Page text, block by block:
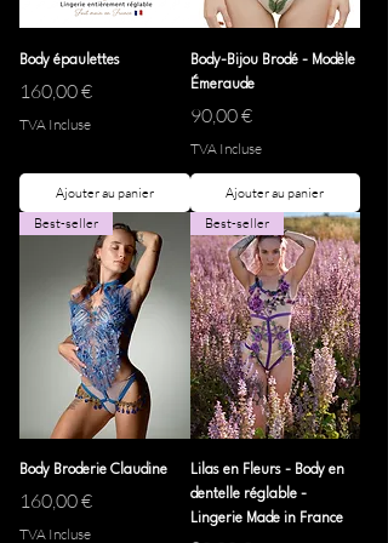
Body épaulettes
Prix
160,00 €
TVA Incluse
Ajouter au panier
Body-Bijou Brodé - Modèle
Émeraude
Prix
90,00 €
TVA Incluse
Ajouter au panier
Best-seller
Body Broderie Claudine
Prix
160,00 €
TVA Incluse
Best-seller
Lilas en Fleurs - Body en
dentelle réglable -
Lingerie Made in France